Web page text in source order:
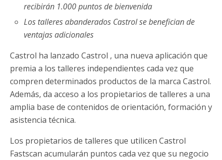
recibirán 1.000 puntos de bienvenida
Los talleres abanderados Castrol se benefician de
ventajas adicionales
Castrol ha lanzado Castrol , una nueva aplicación que
premia a los talleres independientes cada vez que
compren determinados productos de la marca Castrol.
Además, da acceso a los propietarios de talleres a una
amplia base de contenidos de orientación, formación y
asistencia técnica.
Los propietarios de talleres que utilicen Castrol
Fastscan acumularán puntos cada vez que su negocio